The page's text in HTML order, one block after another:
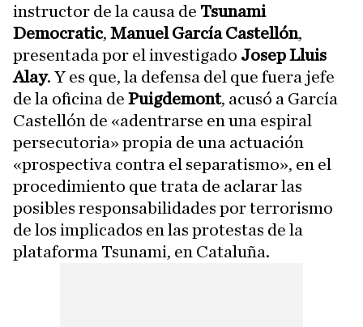
instructor de la causa de Tsunami
Democratic, Manuel García Castellón,
presentada por el investigado Josep Lluis
Alay. Y es que, la defensa del que fuera jefe
de la oficina de Puigdemont, acusó a García
Castellón de «adentrarse en una espiral
persecutoria» propia de una actuación
«prospectiva contra el separatismo», en el
procedimiento que trata de aclarar las
posibles responsabilidades por terrorismo
de los implicados en las protestas de la
plataforma Tsunami, en Cataluña.